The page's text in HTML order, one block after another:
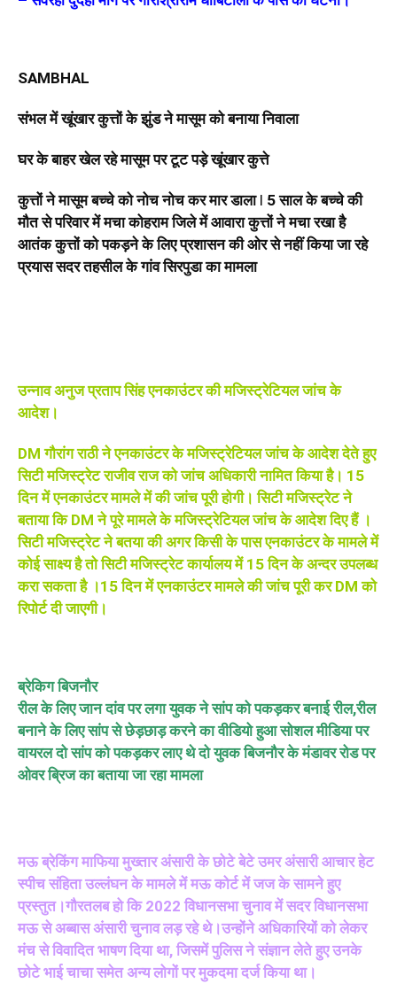
SAMBHAL
संभल में खूंखार कुत्तों के झुंड ने मासूम को बनाया निवाला
घर के बाहर खेल रहे मासूम पर टूट पड़े खूंखार कुत्ते
कुत्तों ने मासूम बच्चे को नोच नोच कर मार डालाl 5 साल के बच्चे की
मौत से परिवार में मचा कोहराम जिले में आवारा कुत्तों ने मचा रखा है
आतंक कुत्तों को पकड़ने के लिए प्रशासन की ओर से नहीं किया जा रहे
प्रयास सदर तहसील के गांव सिरपुडा का मामला
उन्नाव अनुज प्रताप सिंह एनकाउंटर की मजिस्ट्रेटियल जांच के
आदेश।
DM गौरांग राठी ने एनकाउंटर के मजिस्ट्रेटियल जांच के आदेश देते हुए
सिटी मजिस्ट्रेट राजीव राज को जांच अधिकारी नामित किया है। 15
दिन में एनकाउंटर मामले में की जांच पूरी होगी। सिटी मजिस्ट्रेट ने
बताया कि DM ने पूरे मामले के मजिस्ट्रेटियल जांच के आदेश दिए हैं ।
सिटी मजिस्ट्रेट ने बतया की अगर किसी के पास एनकाउंटर के मामले में
कोई साक्ष्य है तो सिटी मजिस्ट्रेट कार्यालय में 15 दिन के अन्दर उपलब्ध
करा सकता है ।15 दिन में एनकाउंटर मामले की जांच पूरी कर DM को
रिपोर्ट दी जाएगी।
ब्रेकिग बिजनौर
रील के लिए जान दांव पर लगा युवक ने सांप को पकड़कर बनाई रील,रील
बनाने के लिए सांप से छेड़छाड़ करने का वीडियो हुआ सोशल मीडिया पर
वायरल दो सांप को पकड़कर लाए थे दो युवक बिजनौर के मंडावर रोड पर
ओवर ब्रिज का बताया जा रहा मामला
मऊ ब्रेकिंग माफिया मुख्तार अंसारी के छोटे बेटे उमर अंसारी आचार हेट
स्पीच संहिता उल्लंघन के मामले में मऊ कोर्ट में जज के सामने हुए
प्रस्तुत।गौरतलब हो कि 2022 विधानसभा चुनाव में सदर विधानसभा
मऊ से अब्बास अंसारी चुनाव लड़ रहे थे।उन्होंने अधिकारियों को लेकर
मंच से विवादित भाषण दिया था, जिसमें पुलिस ने संज्ञान लेते हुए उनके
छोटे भाई चाचा समेत अन्य लोगों पर मुकदमा दर्ज किया था।